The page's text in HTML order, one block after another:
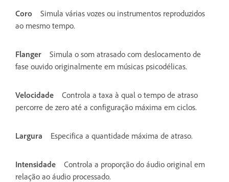
Coro
Simula várias vozes ou instrumentos reproduzidos
ao mesmo tempo.
Flanger
Simula o som atrasado com deslocamento de
fase ouvido originalmente em músicas psicodélicas.
Velocidade
Controla a taxa à qual o tempo de atraso
percorre de zero até a configuração máxima em ciclos.
Largura Especifica a quantidade máxima de atraso.
Intensidade
Controla a proporção do áudio original em
relação ao áudio processado.